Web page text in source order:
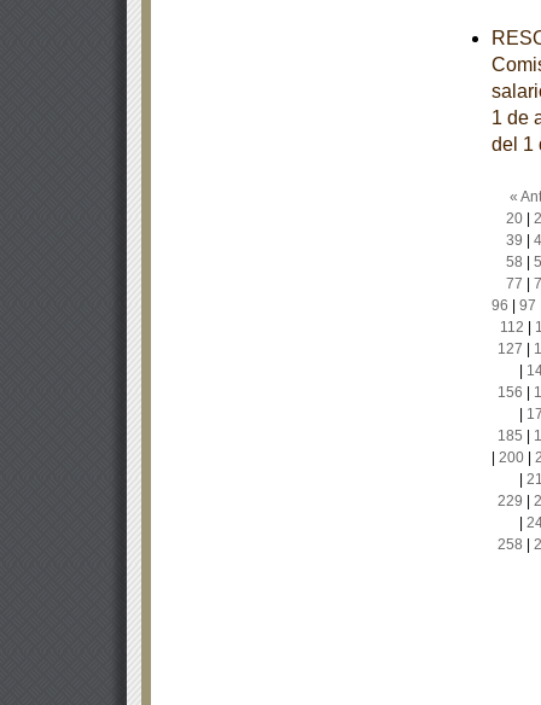
1 de
del 1
«
20|
39
58
77
96
97
112
127
156
185
200|
229
258